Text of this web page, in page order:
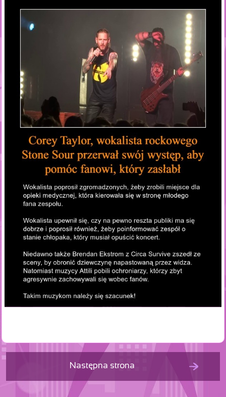
Następna strona